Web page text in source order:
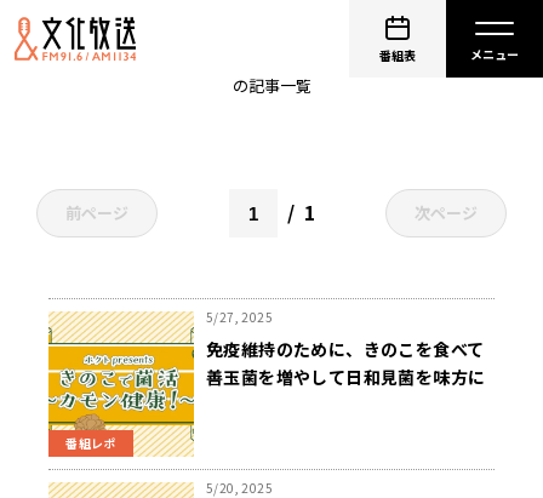
番組表
の記事一覧
前ページ 1 次ページ
番組レポ
5/27, 2025
免疫維持のために、きのこを食べて
善玉菌を増やして日和見菌を味方に
5/20, 2025